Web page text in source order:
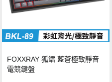
FOXXRAY 狐鐳 藍蒼極致靜音
電競鍵盤